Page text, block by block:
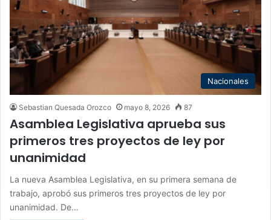
Nacionales
Sebastian Quesada Orozco mayo 8, 2026 87
Asamblea Legislativa aprueba sus
primeros tres proyectos de ley por
unanimidad
La nueva Asamblea Legislativa, en su primera semana de
trabajo, aprobó sus primeros tres proyectos de ley por
unanimidad. De…